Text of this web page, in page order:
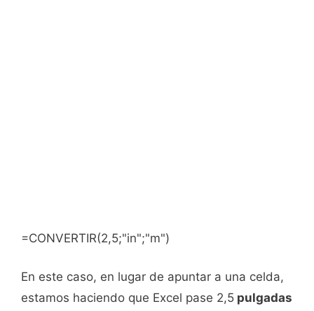
=CONVERTIR(2,5;"in";"m")
En este caso, en lugar de apuntar a una celda,
estamos haciendo que Excel pase 2,5 pulgadas